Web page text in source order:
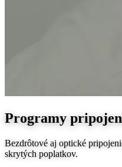
Programy
Bezdrôtové aj optické
skrytých poplatkov.